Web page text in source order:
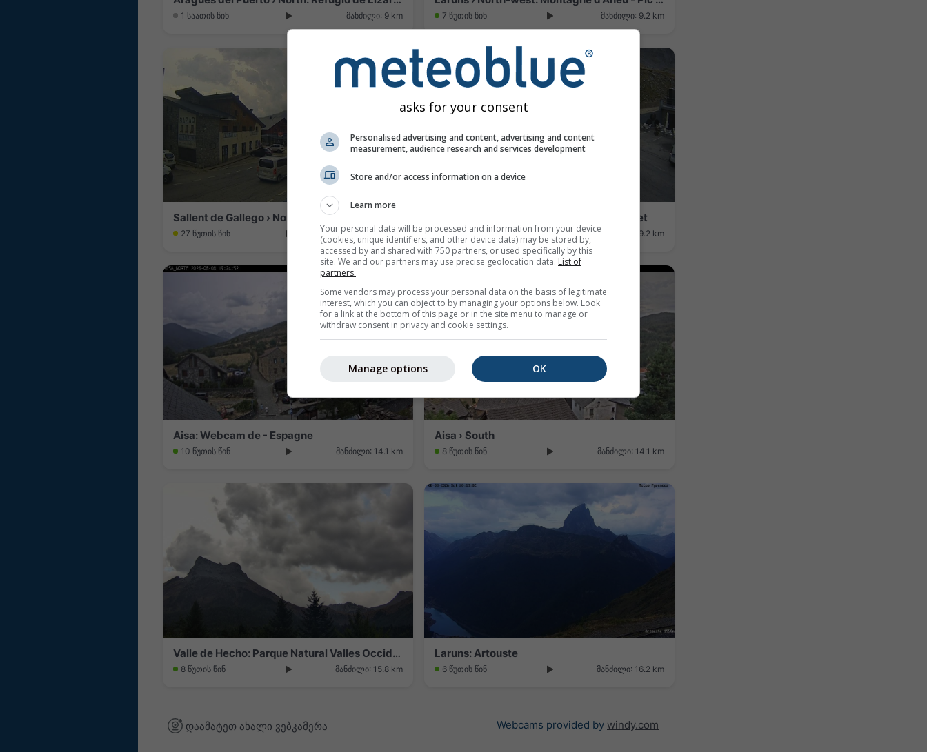
1 საათის წინ მანძილი: 9 km 7 წუთის წინ მანძილი: 9.2 km
27 წუთის წინ მანძილი: 9.2 km
Sallent de Gallego › North: Col du Pourtalet
26 წუთის წინ მანძილი: 9.2 km
Aisa: Webcam de - Espagne
10 წუთის წინ მანძილი: 14.1 km
Aisa › South
8 წუთის წინ მანძილი: 14.1 km
Valle de Hecho: Parque Natural Valles Occidentales - Selva de Oza
8 წუთის წინ მანძილი: 15.8 km
Laruns: Artouste
6 წუთის წინ მანძილი: 16.2 km
დაამატეთ ახალი ვებკამერა Webcams provided by windy.com
asks for your consent
Personalised advertising and content, advertising and content
measurement, audience research and services development
Store and/or access information on a device
Learn more
Your personal data will be processed and information from your device
(cookies, unique identifiers, and other device data) may be stored by,
accessed by and shared with 750 partners, or used specifically by this
site. We and our partners may use precise geolocation data. List of
partners.
Some vendors may process your personal data on the basis of legitimate
interest, which you can object to by managing your options below. Look
for a link at the bottom of this page or in the site menu to manage or
withdraw consent in privacy and cookie settings.
OK
Manage options